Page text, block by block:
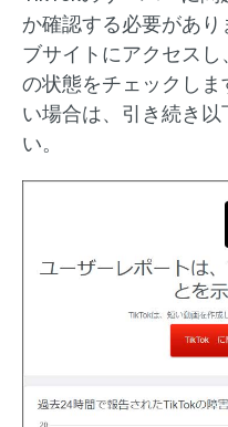
か確認する必要があ
ブサイトにアクセス
の状態をチェックし
い場合は、引き続き
い。